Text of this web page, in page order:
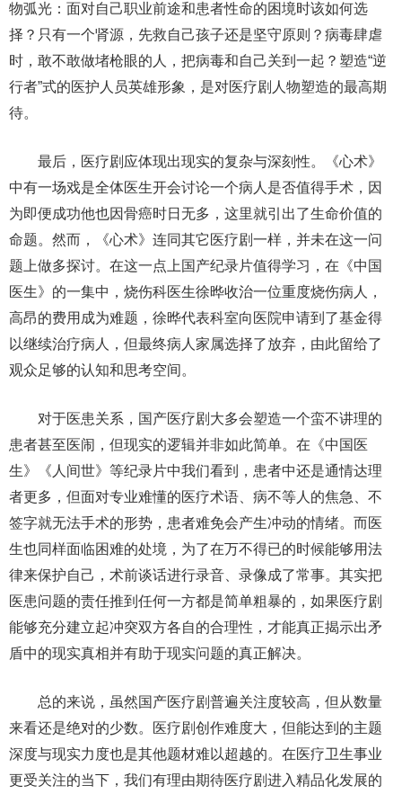
物弧光：面对自己职业前途和患者性命的困境时该如何选
择？只有一个肾源，先救自己孩子还是坚守原则？病毒肆虐
时，敢不敢做堵枪眼的人，把病毒和自己关到一起？塑造“逆
行者”式的医护人员英雄形象，是对医疗剧人物塑造的最高期
待。
最后，医疗剧应体现出现实的复杂与深刻性。《心术》
中有一场戏是全体医生开会讨论一个病人是否值得手术，因
为即便成功他也因骨癌时日无多，这里就引出了生命价值的
命题。然而，《心术》连同其它医疗剧一样，并未在这一问
题上做多探讨。在这一点上国产纪录片值得学习，在《中国
医生》的一集中，烧伤科医生徐晔收治一位重度烧伤病人，
高昂的费用成为难题，徐晔代表科室向医院申请到了基金得
以继续治疗病人，但最终病人家属选择了放弃，由此留给了
观众足够的认知和思考空间。
对于医患关系，国产医疗剧大多会塑造一个蛮不讲理的
患者甚至医闹，但现实的逻辑并非如此简单。在《中国医
生》《人间世》等纪录片中我们看到，患者中还是通情达理
者更多，但面对专业难懂的医疗术语、病不等人的焦急、不
签字就无法手术的形势，患者难免会产生冲动的情绪。而医
生也同样面临困难的处境，为了在万不得已的时候能够用法
律来保护自己，术前谈话进行录音、录像成了常事。其实把
医患问题的责任推到任何一方都是简单粗暴的，如果医疗剧
能够充分建立起冲突双方各自的合理性，才能真正揭示出矛
盾中的现实真相并有助于现实问题的真正解决。
总的来说，虽然国产医疗剧普遍关注度较高，但从数量
来看还是绝对的少数。医疗剧创作难度大，但能达到的主题
深度与现实力度也是其他题材难以超越的。在医疗卫生事业
更受关注的当下，我们有理由期待医疗剧进入精品化发展的